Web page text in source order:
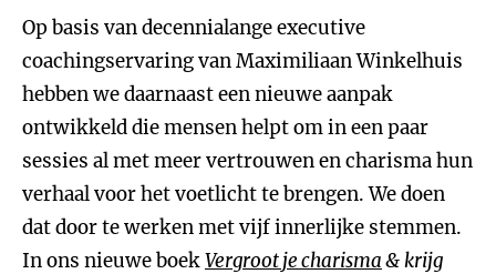
Op basis van decennialange executive
coachingservaring van Maximiliaan Winkelhuis
hebben we daarnaast een nieuwe aanpak
ontwikkeld die mensen helpt om in een paar
sessies al met meer vertrouwen en charisma hun
verhaal voor het voetlicht te brengen. We doen
dat door te werken met vijf innerlijke stemmen.
In ons nieuwe boekVergroot je charisma& krijg